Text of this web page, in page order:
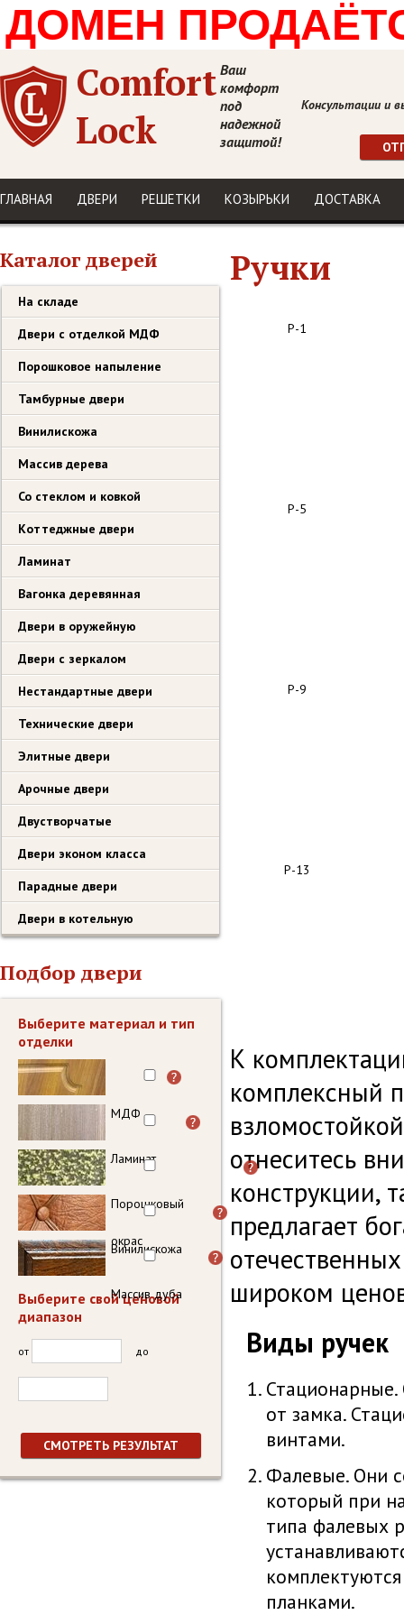
ДОМЕН
Comfort
Lock
Ваш
комфорт
под
надежной
защитой!
Консультации и
ГЛАВНАЯ ДВЕРИ РЕШЕТКИ КОЗЫРЬКИ ДОСТАВКА
Ручки
Р-1
Р-5
Р-9
Р-13
К
комплексный
отнеситесь
конструкции,
предлагает
широком
Виды ручек
от замка.
винтами.
Фалевые. Они
который при
типа фалевых
планками.
Каталог дверей
На складе
Двери с отделкой МДФ
Порошковое напыление
Тамбурные двери
Винилискожа
Массив дерева
Со стеклом и ковкой
Коттеджные двери
Ламинат
Вагонка деревянная
Двери в оружейную
Двери с зеркалом
Нестандартные двери
Технические двери
Элитные двери
Арочные двери
Двустворчатые
Двери эконом класса
Парадные двери
Двери в котельную
Подбор двери
Выберите материал и тип
отделки
МДФ
Ламинат
Порошковый
окрас
Винилискожа
Массив дуба
Выберите свой ценовой
диапазон
от до